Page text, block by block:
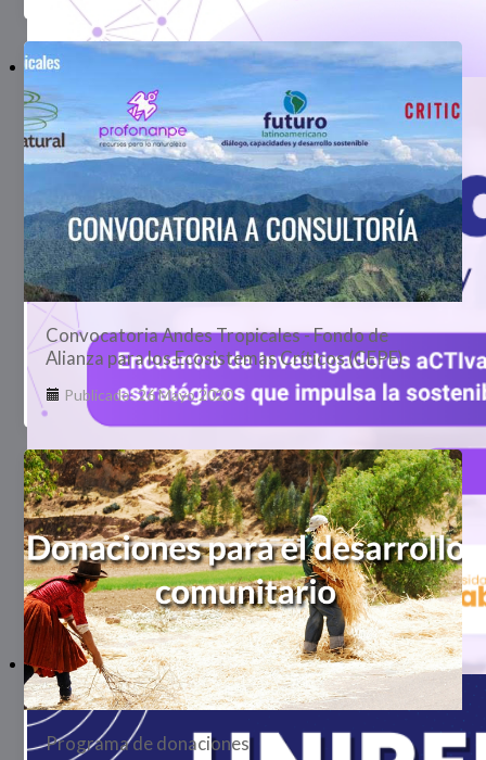
Convocatoria Andes Tropicales - Fondo de
Alianza para los Ecosistemas Críticos (CEPF)
Publicado: 26 Mayo 2020
Programa de donaciones